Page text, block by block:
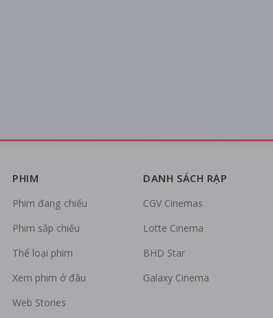
DANH SÁCH RẠP
CGV Cinemas
Lotte Cinema
BHD Star
Galaxy Cinema
PHIM
Phim đang chiếu
Phim sắp chiếu
Thể loại phim
Xem phim ở đâu
Web Stories